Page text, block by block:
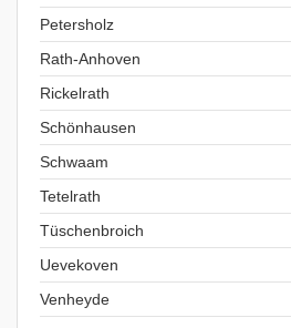
Petersholz
Rath-Anhoven
Rickelrath
Schönhausen
Schwaam
Tetelrath
Tüschenbroich
Uevekoven
Venheyde